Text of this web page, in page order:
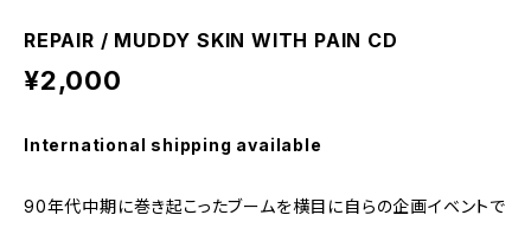
REPAIR / MUDDY SKIN WITH PAIN CD
¥2,000
International shipping available
90年代中期に巻き起こったブームを横目に自らの企画イベントで